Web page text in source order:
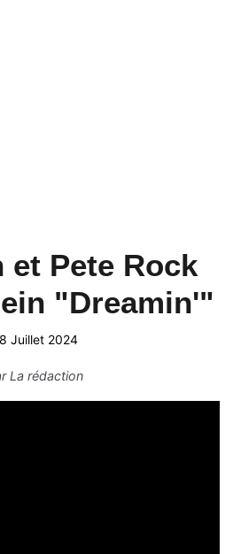
et Pete Rock
"Dreamin'"
Juillet 2024
La rédaction